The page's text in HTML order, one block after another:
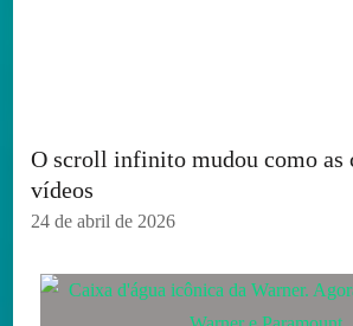
O scroll infinito mudou como as
vídeos
24 de abril de 2026